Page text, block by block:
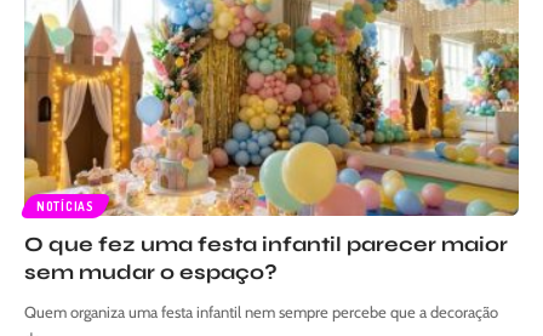
NOTÍCIAS
O que fez uma festa infantil parecer maior
sem mudar o espaço?
Quem organiza uma festa infantil nem sempre percebe que a decoração